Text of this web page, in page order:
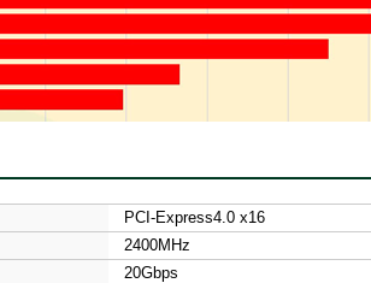
PCI-Express4.0 x16
2400MHz
20Gbps